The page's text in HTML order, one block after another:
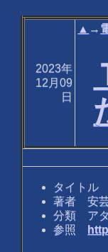
2023年
12月09
日
▲ →
タイトル
著者 安
分類 アダ
参照